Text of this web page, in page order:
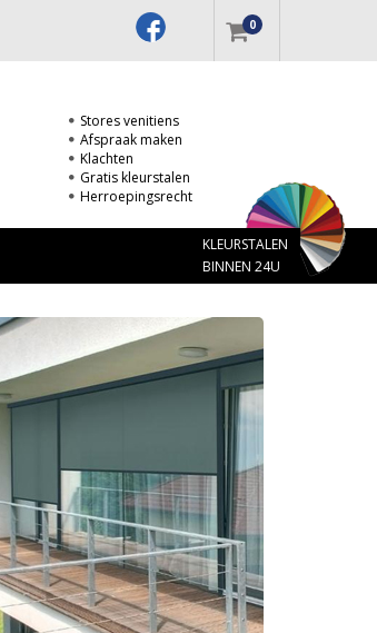
0
Stores venitiens
Afspraak maken
Klachten
Gratis kleurstalen
Herroepingsrecht
KLEURSTALEN
BINNEN 24U